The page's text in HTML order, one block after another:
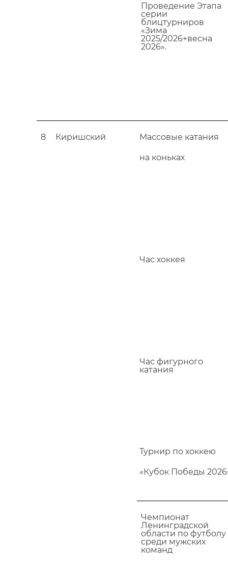
Проведение Этапа
серии
блицтурниров
«Зима
2025/2026+весна
2026».
8 Киришский Массовые катания
на коньках
Час хоккея
Час фигурного
катания
Турнир по хоккею
«Кубок Победы
Чемпионат
Ленинградской
области по футболу
среди мужских
команд